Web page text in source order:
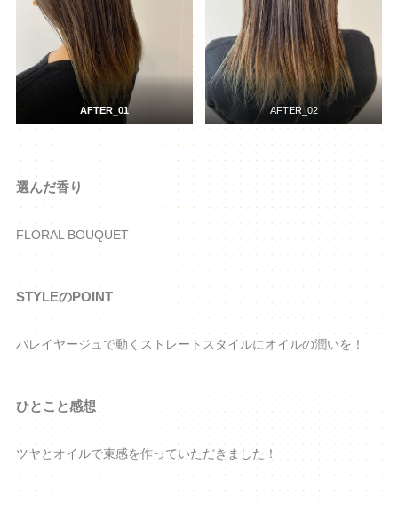
AFTER_01 AFTER_02
選んだ香り
FLORAL BOUQUET
STYLEのPOINT
バレイヤージュで動くストレートスタイルにオイルの潤いを！
ひとこと感想
ツヤとオイルで束感を作っていただきました！